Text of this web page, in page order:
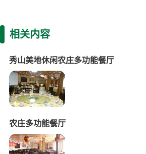
相关内容
秀山美地休闲农庄多功能餐厅
农庄多功能餐厅